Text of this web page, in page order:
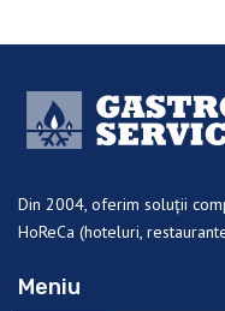
Din 2004, oferim soluții
HoReCa (hoteluri,
Meniu